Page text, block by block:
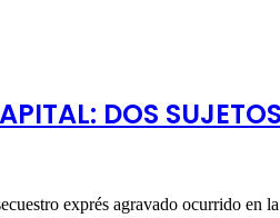
DOS
exprés agravado ocurrido en